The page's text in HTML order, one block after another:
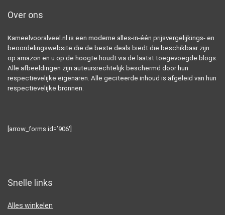
Over ons
Kameelvooralveel.nl is een moderne alles-in-één prijsvergelijkings- en
beoordelingswebsite die de beste deals biedt die beschikbaar zijn
op amazon en u op de hoogte houdt via de laatst toegevoegde blogs.
Alle afbeeldingen zijn auteursrechtelijk beschermd door hun
respectievelijke eigenaren. Alle geciteerde inhoud is afgeleid van hun
respectievelijke bronnen.
[arrow_forms id=’906′]
Snelle links
Alles winkelen